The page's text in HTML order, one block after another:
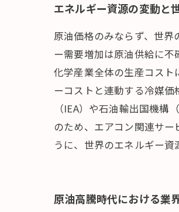
エネルギー資源の変動と
原油価格のみならず、世
ー需要増加は原油供給に
化学産業全体の生産コス
ーコストと連動する冷媒
（IEA）や石油輸出国機
のため、エアコン関連サ
うに、世界のエネルギー資
原油高騰時代における業